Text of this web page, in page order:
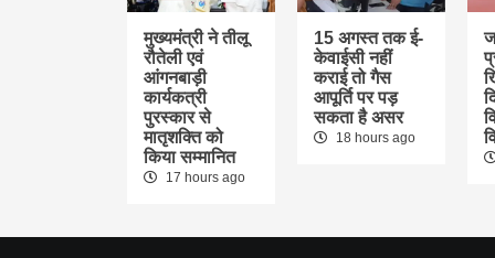
मुख्यमंत्री ने तीलू
रौतेली एवं
आंगनबाड़ी
कार्यकत्री
पुरस्कार से
मातृशक्ति को
किया सम्मानित
17 hours ago
15 अगस्त तक ई-
केवाईसी नहीं
कराई तो गैस
आपूर्ति पर पड़
सकता है असर
18 hours ago